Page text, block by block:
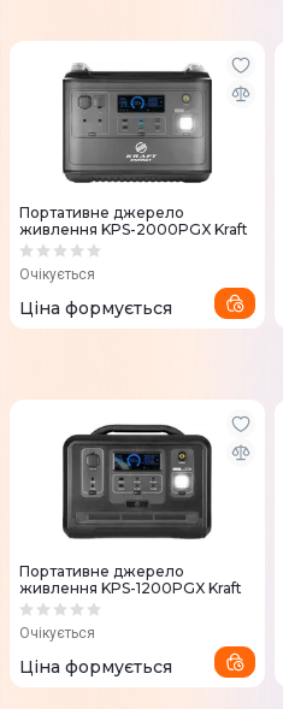
Портативне джерело
живлення KPS-2000PGX Kraft
Очікується
Ціна формується
Портативне джерело
живлення KPS-1200PGX Kraft
Очікується
Ціна формується